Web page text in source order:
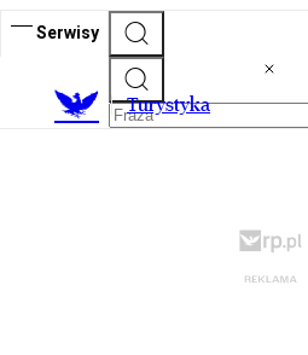
Serwisy
Turystyka